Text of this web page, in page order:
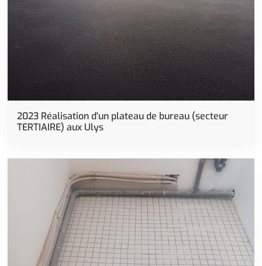
Rénovation
2023 Réalisation d'un plateau de bureau (secteur
TERTIAIRE) aux Ulys